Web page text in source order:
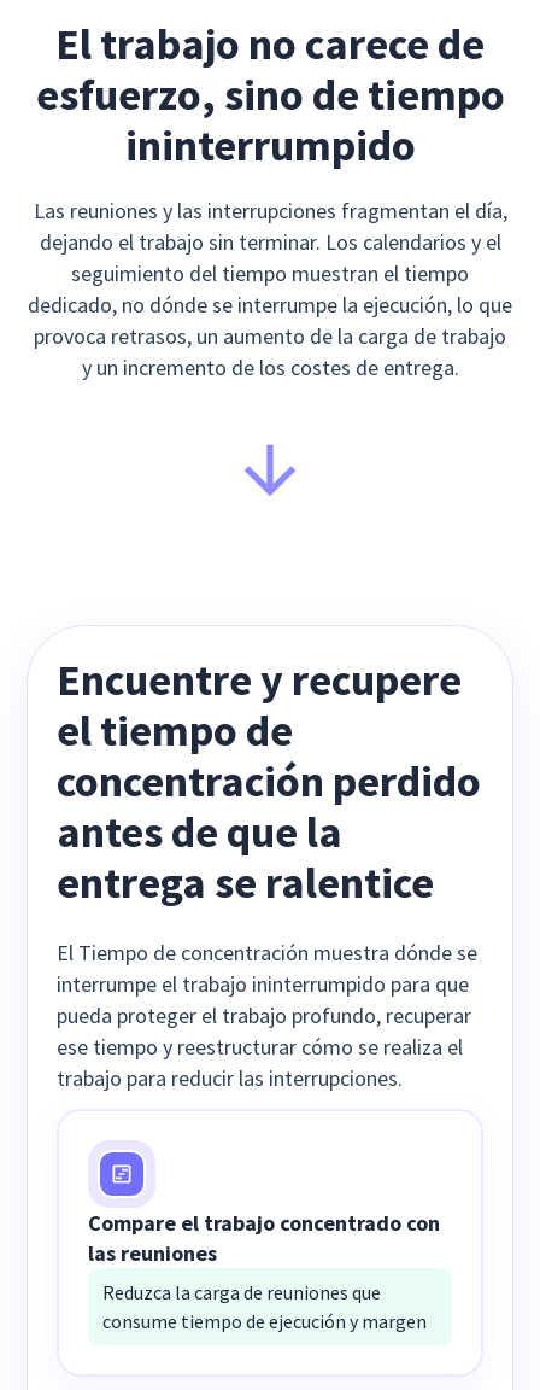
El trabajo no carece de
esfuerzo, sino de tiempo
ininterrumpido
Las reuniones y las interrupciones fragmentan el día,
dejando el trabajo sin terminar. Los calendarios y el
seguimiento del tiempo muestran el tiempo
dedicado, no dónde se interrumpe la ejecución, lo que
provoca retrasos, un aumento de la carga de trabajo
y un incremento de los costes de entrega.
Encuentre y recupere
el tiempo de
concentración perdido
antes de que la
entrega se ralentice
El Tiempo de concentración muestra dónde se
interrumpe el trabajo ininterrumpido para que
pueda proteger el trabajo profundo, recuperar
ese tiempo y reestructurar cómo se realiza el
trabajo para reducir las interrupciones.
Compare el trabajo concentrado con
las reuniones
Reduzca la carga de reuniones que
consume tiempo de ejecución y margen